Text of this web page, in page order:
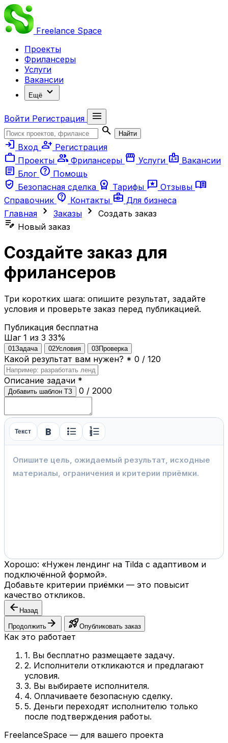
Freelance Space
Проекты
Фрилансеры
Услуги
Вакансии
Ещё expand_more
Войти Регистрация
menu
search
Найти
login Вход person_add Регистрация
work Проекты group Фрилансеры storefront Услуги badge Вакансии
article Блог help Помощь
verified_user Безопасная сделка workspace_premium Тарифы reviews Отзывы menu_book
Справочник contact_support Контакты business_center Для бизнеса
Главная chevron_right Заказы chevron_right Создать заказ
edit_note Новый заказ
Создайте заказ для
фрилансеров
Три коротких шага: опишите результат, задайте
условия и проверьте заказ перед публикацией.
Публикация бесплатна
Шаг 1 из 3 33%
01 Задача 02Условия 03Проверка
Какой результат вам нужен? * 0 / 120
Описание задачи *
Добавить шаблон ТЗ 0 / 2000
Текст format_bold format_list_bulleted format_list_numbered
Хорошо: «Нужен лендинг на Tilda с адаптивом и
подключённой формой».
Добавьте критерии приёмки — это повысит
качество откликов.
arrow_back Назад
Продолжить arrow_forward rocket_launchОпубликовать заказ
Как это работает
1. Вы бесплатно размещаете задачу.
2. Исполнители откликаются и предлагают
условия.
3. Вы выбираете исполнителя.
4. Оплачиваете безопасную сделку.
5. Деньги переходят исполнителю только
после подтверждения работы.
FreelanceSpace — для вашего проекта